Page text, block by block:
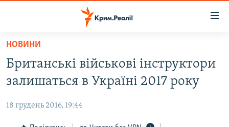
Перейти
основного
матеріалу
до
ВОДА.КРИМ
ПОЛІТИКА
НОВИНИ
Британські військові інструктори
залишаться в Україні 2017 року
18 грудень 2016, 19:44